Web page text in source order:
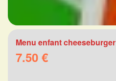
Menu enfant cheeseburger
7.50 €